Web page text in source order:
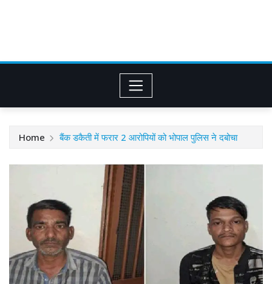
Home बैंक डकैती में फरार 2 आरोपियों को भोपाल पुलिस ने दबोचा